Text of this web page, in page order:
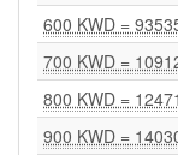
600 KWD =
700 KWD =
800 KWD =
900 KWD =